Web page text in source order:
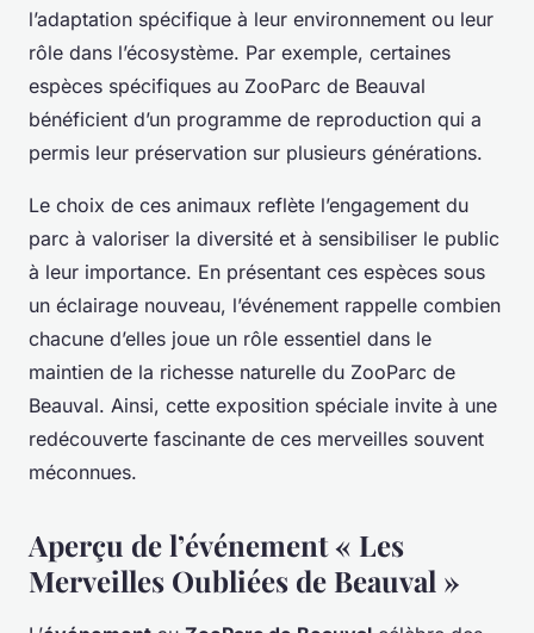
l’adaptation spécifique à leur environnement ou leur
rôle dans l’écosystème. Par exemple, certaines
espèces spécifiques au ZooParc de Beauval
bénéficient d’un programme de reproduction qui a
permis leur préservation sur plusieurs générations.
Le choix de ces animaux reflète l’engagement du
parc à valoriser la diversité et à sensibiliser le public
à leur importance. En présentant ces espèces sous
un éclairage nouveau, l’événement rappelle combien
chacune d’elles joue un rôle essentiel dans le
maintien de la richesse naturelle du ZooParc de
Beauval. Ainsi, cette exposition spéciale invite à une
redécouverte fascinante de ces merveilles souvent
méconnues.
Aperçu de l’événement « Les
Merveilles Oubliées de Beauval »